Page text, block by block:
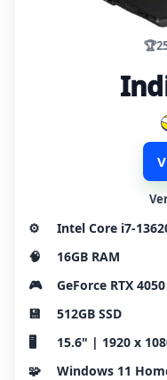
🏆
⚙️
Intel Core i7-
🧠
16GB RAM
🎮
GeForce RTX
💾
512GB SSD
🖥️
15.6" | 1920 x
🧩
Windows 11